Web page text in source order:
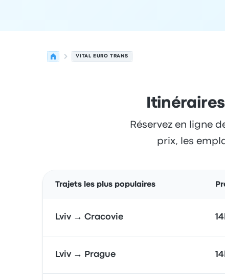
VITAL EURO TRANS
Réservez en ligne
prix, les
Trajets les plus populaires
Lviv → Cracovie
Lviv → Prague